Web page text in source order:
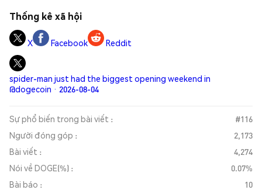
Thống kê xã hội
X Facebook Reddit
spider-man just had the biggest opening weekend in
@dogecoin · 2026-08-04
Sự phổ biến trong bài viết :
#116
Người đóng góp :
2,173
Bài viết :
4,274
Nói về DOGE(%) :
0.07%
Bài báo :
10